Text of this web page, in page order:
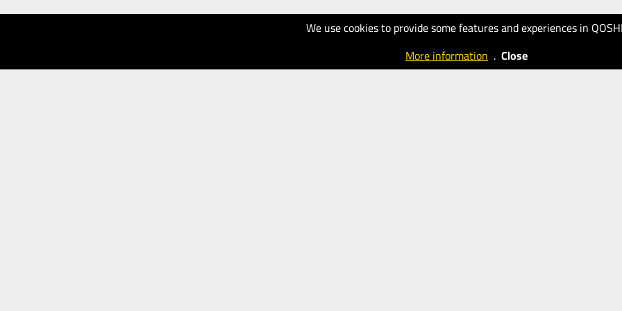
We use cookies to provide some features and experiences in
More information . Close